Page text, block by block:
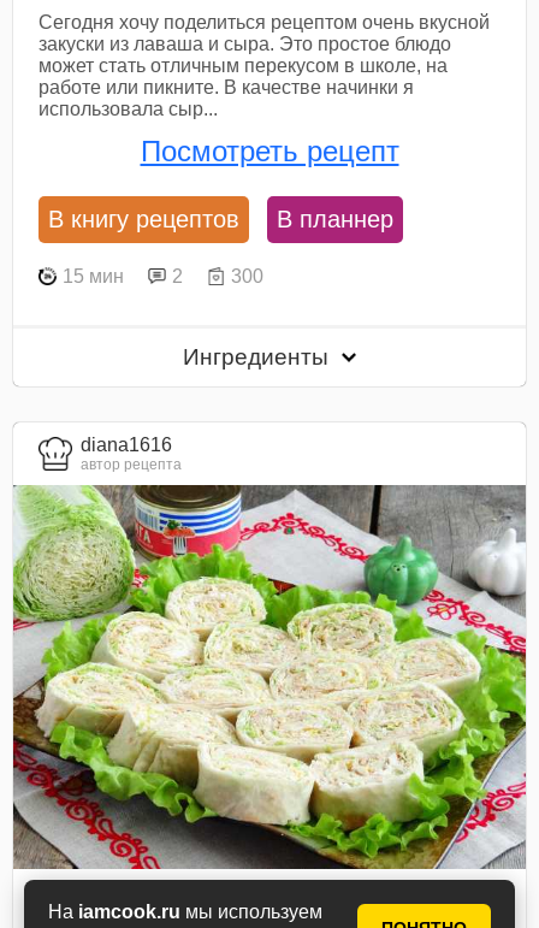
На iamcook.ru мы используем
Сегодня хочу поделиться рецептом очень вкусной
закуски из лаваша и сыра. Это простое блюдо
может стать отличным перекусом в школе, на
работе или пикните. В качестве начинки я
использовала сыр...
Посмотреть рецепт
В книгу рецептов В планнер
15 мин 2 300
Ингредиенты
diana1616
автор рецепта
Рулет из лаваша с